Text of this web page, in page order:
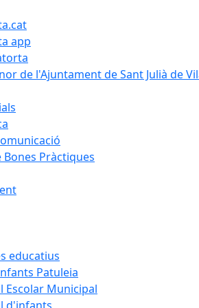
app
de l'Ajuntament de Sant Julià de
Bones Pràctiques
educatius
Patuleia
Escolar Municipal